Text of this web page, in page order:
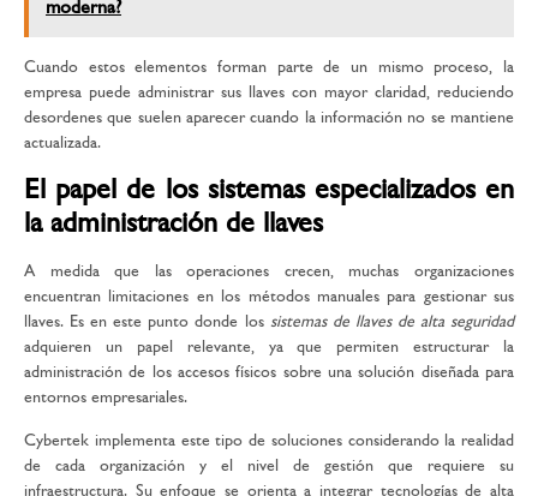
moderna?
Cuando estos elementos forman parte de un mismo proceso, la
empresa puede administrar sus llaves con mayor claridad, reduciendo
desordenes que suelen aparecer cuando la información no se mantiene
actualizada.
El papel de los sistemas especializados en
la administración de llaves
A medida que las operaciones crecen, muchas organizaciones
encuentran limitaciones en los métodos manuales para gestionar sus
llaves. Es en este punto donde los sistemas de llaves de alta seguridad
adquieren un papel relevante, ya que permiten estructurar la
administración de los accesos físicos sobre una solución diseñada para
entornos empresariales.
Cybertek implementa este tipo de soluciones considerando la realidad
de cada organización y el nivel de gestión que requiere su
infraestructura. Su enfoque se orienta a integrar tecnologías de alta